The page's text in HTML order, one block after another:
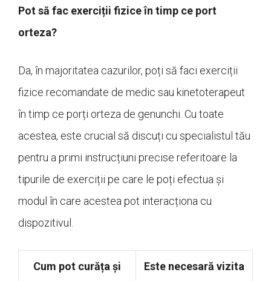
Pot să fac exerciții fizice în timp ce port
orteza?
Da, în majoritatea cazurilor, poți să faci exerciții
fizice recomandate de medic sau kinetoterapeut
în timp ce porți orteza de genunchi. Cu toate
acestea, este crucial să discuți cu specialistul tău
pentru a primi instrucțiuni precise referitoare la
tipurile de exerciții pe care le poți efectua și
modul în care acestea pot interacționa cu
dispozitivul.
Cum pot curăța și
Este necesară vizita